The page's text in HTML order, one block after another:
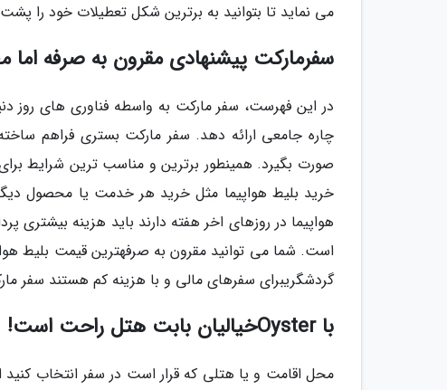
می نماید تا بتوانید به برترین شکل تعطیلات خود را
سفرمارکت پیشنهادی مقرون به صرفه اما
در این فهرست، سفر مارکت به واسطه فناوری های روز
چاره جامعی ارائه دهد. سفر مارکت بستری فراهم
صورت بگیرد. همینطور برترین و مناسب ترین شرایط برای
خرید بلیط هواپیما مثل خرید هر خدمت یا محصول
هواپیما در روزهای اخر هفته دارند باید هزینه بیشتری
است. شما می توانید مقرون به صرفهترین قیمت بلیط
گردشگریبرای سفرهای مالی و با هزینه کم هستند سفر
با Oysterخیالیان بابت هتل راحت است!
محل اقامت و یا هتلی که قرار است در سفر انتخاب